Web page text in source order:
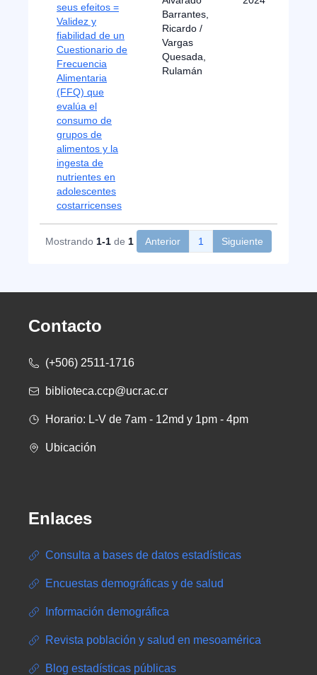
seus efeitos =
Validez y
fiabilidad de un
Cuestionario de
Frecuencia
Alimentaria
(FFQ) que
evalúa el
consumo de
grupos de
alimentos y la
ingesta de
nutrientes en
adolescentes
costarricenses
Barrantes,
Ricardo /
Vargas
Quesada,
Rulamán
Mostrando 1-1 de 1 Anterior 1 Siguiente
Contacto
(+506) 2511-1716
biblioteca.ccp@ucr.ac.cr
Horario: L-V de 7am - 12md y 1pm - 4pm
Ubicación
Enlaces
Consulta a bases de datos estadísticas
Encuestas demográficas y de salud
Información demográfica
Revista población y salud en mesoamérica
Blog estadísticas públicas